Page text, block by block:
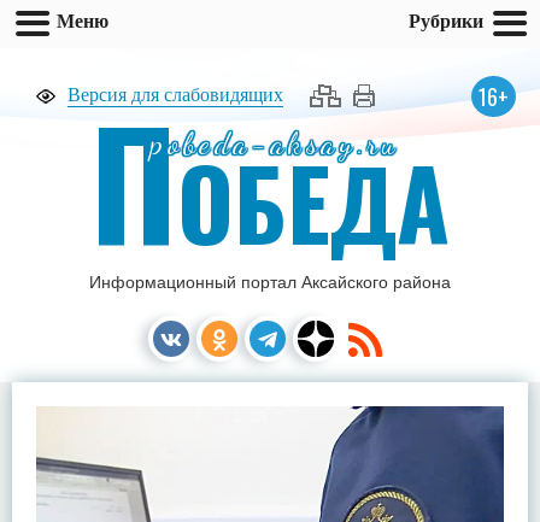
Версия для слабовидящих 16+
pobeda-aksay.ru
ПОБЕДА
Информационный портал Аксайского района
Меню Рубрики